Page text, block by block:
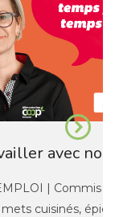
fruits
–